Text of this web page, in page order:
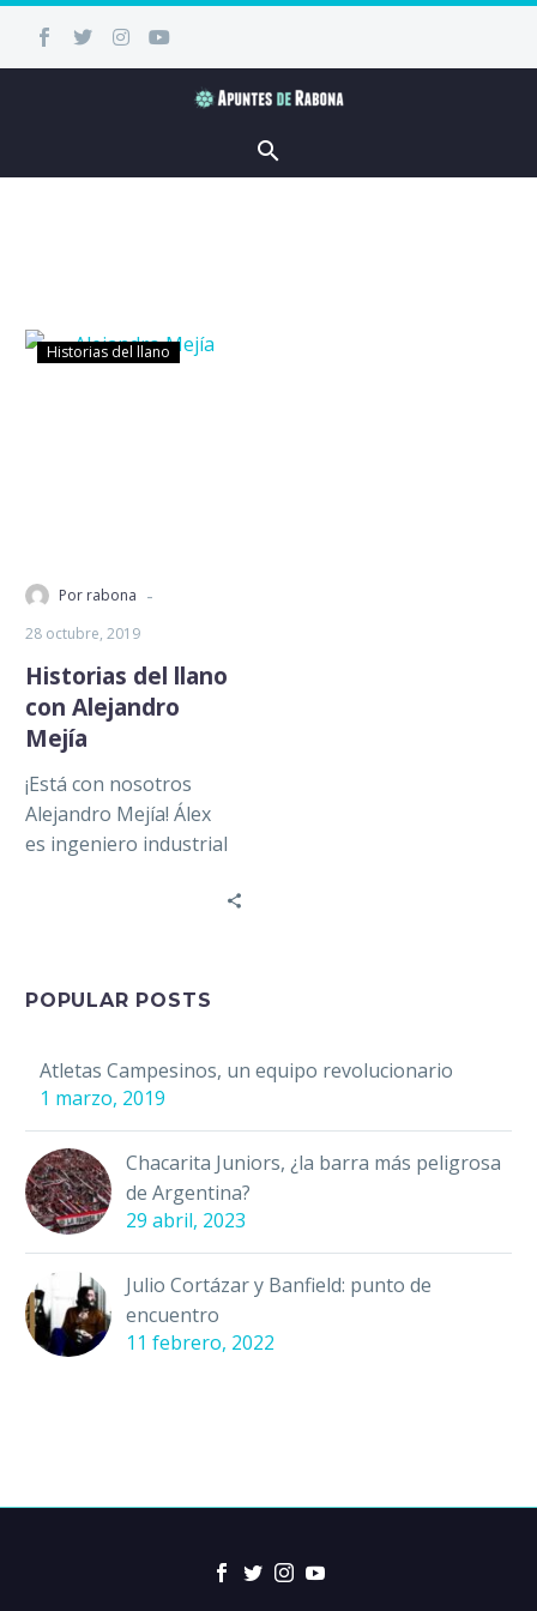
Historias del llano
Por rabona -
28 octubre, 2019
Historias del llano
con Alejandro
Mejía
¡Está con nosotros
Alejandro Mejía! Álex
es ingeniero industrial
actualmente en Canadá
POPULAR POSTS
Atletas Campesinos, un equipo revolucionario
1 marzo, 2019
Chacarita Juniors, ¿la barra más peligrosa
de Argentina?
29 abril, 2023
Julio Cortázar y Banfield: punto de
encuentro
11 febrero, 2022